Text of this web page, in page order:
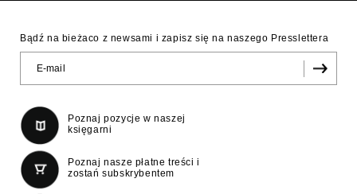
Bądź na bieżaco z newsami i zapisz się na naszego Presslettera
Poznaj pozycje w naszej
księgarni
Poznaj nasze płatne treści i
zostań subskrybentem